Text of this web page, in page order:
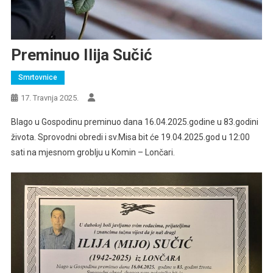
Preminuo Ilija Sučić
Smrtovnice
17. Travnja 2025.
Blago u Gospodinu preminuo dana 16.04.2025.godine u 83.godini
života. Sprovodni obredi i sv.Misa bit će 19.04.2025.god u 12:00
sati na mjesnom groblju u Komin – Lončari.